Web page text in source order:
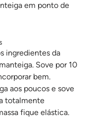
em ponto de
ingredientes da
Sove por 10
bem.
aos poucos e sove
totalmente
fique elástica.